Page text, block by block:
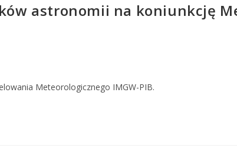
astronomii na koniunkcję
Meteorologicznego IMGW-PIB.